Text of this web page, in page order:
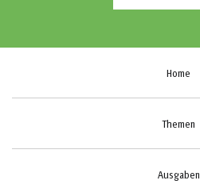
Home
Themen
Ausgaben